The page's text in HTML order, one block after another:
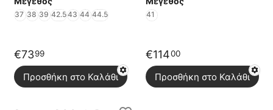
37 38 39 42.543 44 44.5
€7399
Προσθήκη στο Καλάθι
41
€11400
Προσθήκη στο Καλάθι